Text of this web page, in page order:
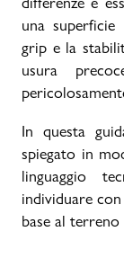
Gift card
una
grip e la
usura
In questa
spiegato in
linguaggio
individuare con
base al